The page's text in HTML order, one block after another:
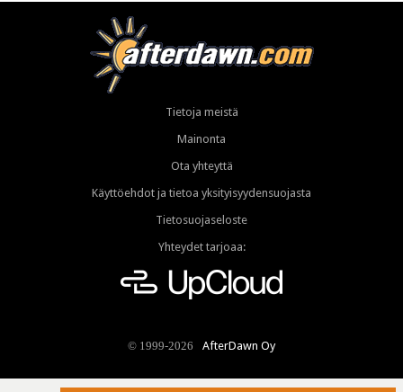
Tietoja meistä
Mainonta
Ota yhteyttä
Käyttöehdot ja tietoa yksityisyydensuojasta
Tietosuojaseloste
Yhteydet tarjoaa:
© 1999-2026 AfterDawn Oy